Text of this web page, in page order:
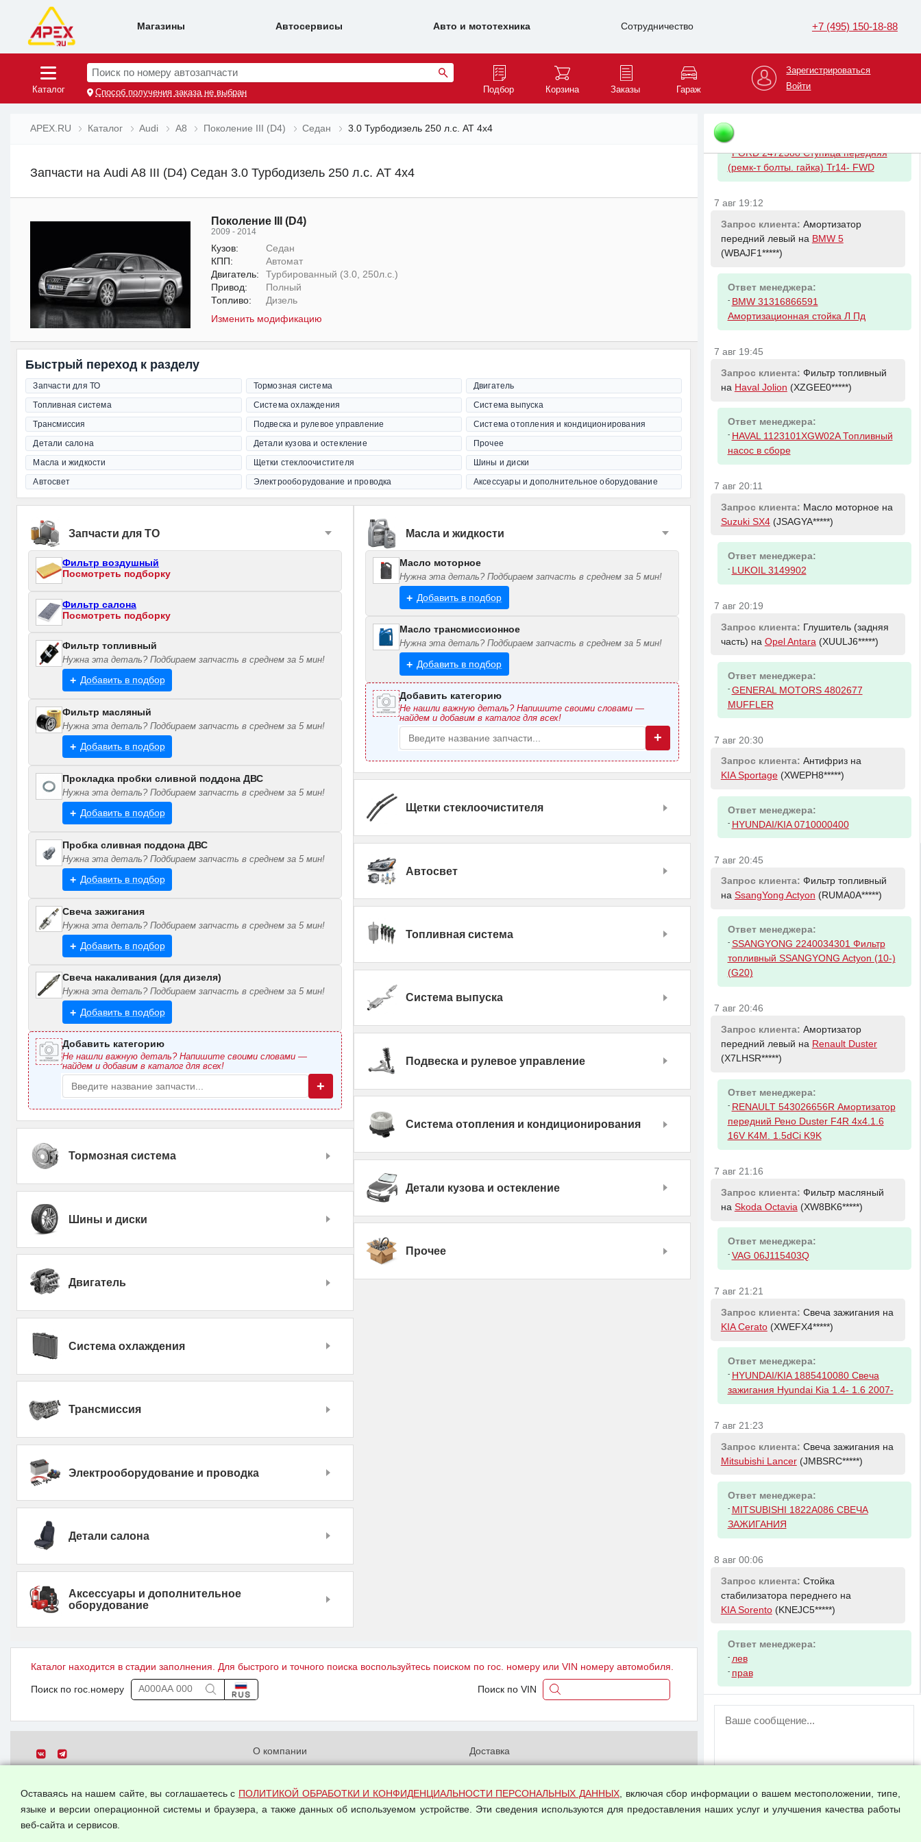
Магазины Автосервисы Авто и мототехника Сотрудничество +7 (495) 150-18-88
Каталог
Поиск по номеру автозапчасти
Способ получения заказа не выбран Подбор Корзина Заказы Гараж
Зарегистрироваться
Войти
APEX.RU Каталог Audi A8 Поколение III (D4) Седан 3.0 Турбодизель 250 л.с. AT 4x4
Запчасти на Audi A8 III (D4) Седан 3.0 Турбодизель 250 л.с. AT 4x4
Поколение III (D4)
2009 - 2014
Кузов:
Седан
КПП:
Автомат
Двигатель:
Турбированный (3.0, 250л.с.)
Привод:
Полный
Топливо:
Дизель
Изменить модификацию
Быстрый переход к разделу
Запчасти для ТО Тормозная система
Двигатель
Топливная система
Система охлаждения
Система выпуска
Трансмиссия
Подвеска и рулевое управление
Система отопления и кондиционирования
Детали салона
Детали кузова и остекление
Прочее
Масла и жидкости
Щетки стеклоочистителя
Шины и диски
Автосвет
Электрооборудование и проводка Аксессуары и дополнительное оборудование
Запчасти для ТО
Фильтр воздушный
Посмотреть подборку
Фильтр салона
Посмотреть подборку
Фильтр топливный
Нужна эта деталь? Подбираем запчасть в среднем за 5 мин!
Добавить в подбор
Фильтр масляный
Нужна эта деталь? Подбираем запчасть в среднем за 5 мин!
Добавить в подбор
Прокладка пробки сливной поддона ДВС
Нужна эта деталь? Подбираем запчасть в среднем за 5 мин!
Добавить в подбор
Пробка сливная поддона ДВС
Нужна эта деталь? Подбираем запчасть в среднем за 5 мин!
Добавить в подбор
Свеча зажигания
Нужна эта деталь? Подбираем запчасть в среднем за 5 мин!
Добавить в подбор
Свеча накаливания (для дизеля)
Нужна эта деталь? Подбираем запчасть в среднем за 5 мин!
Добавить в подбор
Добавить категорию
Не нашли важную деталь? Напишите своими словами —
найдем и добавим в каталог для всех!
+
Тормозная система
Шины и диски
Двигатель
Система охлаждения
Трансмиссия
Электрооборудование и проводка
Детали салона
Аксессуары и дополнительное
оборудование
Масла и жидкости
Масло моторное
Нужна эта деталь? Подбираем запчасть в среднем за 5 мин!
Добавить в подбор
Масло трансмиссионное
Нужна эта деталь? Подбираем запчасть в среднем за 5 мин!
Добавить в подбор
Добавить категорию
Не нашли важную деталь? Напишите своими словами —
найдем и добавим в каталог для всех!
+
Щетки стеклоочистителя
Автосвет
Топливная система
Система выпуска
Подвеска и рулевое управление
Система отопления и кондиционирования
Детали кузова и остекление
Прочее
Каталог находится в стадии заполнения. Для быстрого и точного поиска воспользуйтесь поиском по гос. номеру или VIN номеру автомобиля.
Поиск по гос.номеру Поиск по VIN
Все права защищены.
О компании
Согласием на обработку персональных
данных
Доставка
Оплата и возвраты
Арендодателям
Оставаясь на нашем сайте, вы соглашаетесь с ПОЛИТИКОЙ ОБРАБОТКИ И КОНФИДЕНЦИАЛЬНОСТИ ПЕРСОНАЛЬНЫХ ДАННЫХ, включая сбор информации о вашем местоположении, типе,
языке и версии операционной системы и браузера, а также данных об используемом устройстве. Эти сведения используются для предоставления наших услуг и улучшения качества работы
веб-сайта и сервисов.
(ремк-т болты. гайка) Tr14- FWD
7 авг 18:30
Запрос клиента:Ступица передняя
левая наFord Transit(Z6FXXX*****)
Ответ менеджера:
-FORD 2472588 Ступица передняя
(ремк-т болты. гайка) Tr14- FWD
7 авг 19:12
Запрос клиента: Амортизатор
передний левый на BMW 5
(WBAJF1*****)
Ответ менеджера:
- BMW 31316866591
Амортизационная стойка Л Пд
7 авг 19:45
Запрос клиента: Фильтр топливный
на Haval Jolion (XZGEE0*****)
Ответ менеджера:
- HAVAL 1123101XGW02A Топливный
насос в сборе
7 авг 20:11
Запрос клиента: Масло моторное на
Suzuki SX4(JSAGYA*****)
Ответ менеджера:
- LUKOIL 3149902
7 авг 20:19
Запрос клиента: Глушитель (задняя
часть) на Opel Antara (XUULJ6*****)
Ответ менеджера:
- GENERAL MOTORS 4802677
MUFFLER
7 авг 20:30
Запрос клиента: Антифриз на
KIA Sportage(XWEPH8*****)
Ответ менеджера:
- HYUNDAI/KIA 0710000400
7 авг 20:45
Запрос клиента: Фильтр топливный
на SsangYong Actyon (RUMA0A*****)
Ответ менеджера:
- SSANGYONG 2240034301 Фильтр
топливный SSANGYONG Actyon (10-)
(G20)
7 авг 20:46
Запрос клиента: Амортизатор
передний левый на Renault Duster
(X7LHSR*****)
Ответ менеджера:
- RENAULT 543026656R Амортизатор
передний Рено Duster F4R 4x4.1.6
16V K4M. 1.5dCi K9K
7 авг 21:16
Запрос клиента: Фильтр масляный
на Skoda Octavia (XW8BK6*****)
Ответ менеджера:
- VAG 06J115403Q
7 авг 21:21
Запрос клиента: Свеча зажигания на
KIA Cerato(XWEFX4*****)
Ответ менеджера:
- HYUNDAI/KIA 1885410080 Свеча
зажигания Hyundai Kia 1.4- 1.6 2007-
7 авг 21:23
Запрос клиента: Свеча зажигания на
Mitsubishi Lancer(JMBSRC*****)
Ответ менеджера:
- MITSUBISHI 1822A086 СВЕЧА
ЗАЖИГАНИЯ
8 авг 00:06
Запрос клиента: Стойка
стабилизатора переднего на
KIA Sorento(KNEJC5*****)
Ответ менеджера:
- лев
- прав
ВНИМАНИЕ!
пользователей временно отключена!
аккаунт.